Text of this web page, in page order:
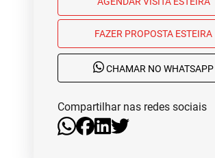
FAZER PROPOSTA ESTEIRA
CHAMAR NO WHATSAPP
Compartilhar nas redes sociais